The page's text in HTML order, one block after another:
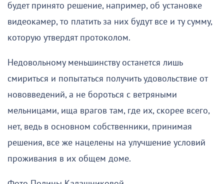
будет принято решение, например, об установке
видеокамер, то платить за них будут все и ту сумму,
которую утвердят протоколом.
Недовольному меньшинству останется лишь
смириться и попытаться получить удовольствие от
нововведений, а не бороться с ветряными
мельницами, ища врагов там, где их, скорее всего,
нет, ведь в основном собственники, принимая
решения, все же нацелены на улучшение условий
проживания в их общем доме.